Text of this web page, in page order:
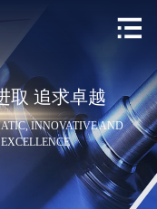
取 追求卓越
INNOVATIVE AND